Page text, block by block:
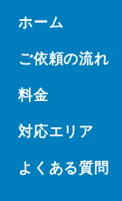
ホーム
ご依頼の流れ
料金
対応エリア
よくある質問